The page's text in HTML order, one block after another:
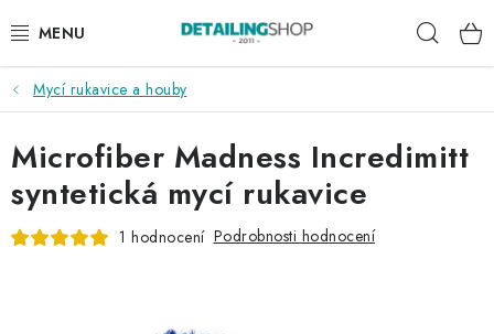
na
AKCE
NOVINKY
EXTERIÉR
Mycí rukavice a houby
Microfiber Madness Incredimitt
syntetická mycí rukavice
1 hodnocení Podrobnosti hodnocení